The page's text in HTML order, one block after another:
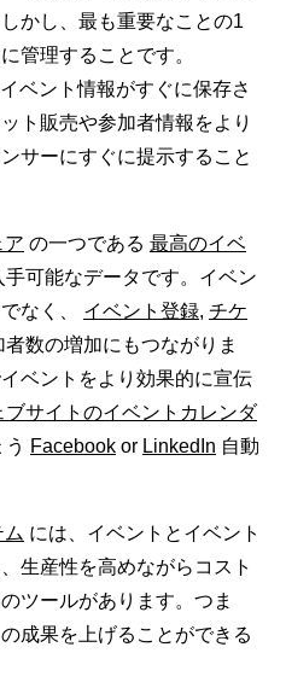
かし、最も重要なことの1
管理することです。
ベント情報がすぐに保存さ
ト販売や参加者情報をより
サーにすぐに提示すること
ア の一つである 最高のイベ
手可能なデータです。イベン
なく、 イベント登録, チケ
数の増加にもつながりま
ベントをより効果的に宣伝
ブサイトのイベントカレンダ
Facebook or LinkedIn 自動
には、イベントとイベント
生産性を高めながらコスト
ツールがあります。つま
成果を上げることができる